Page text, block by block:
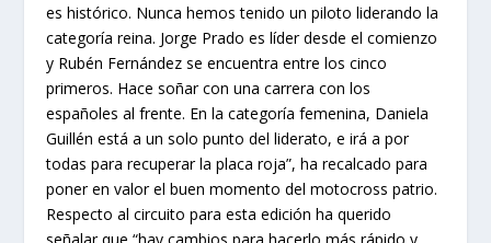
es histórico. Nunca hemos tenido un piloto liderando la
categoría reina. Jorge Prado es líder desde el comienzo
y Rubén Fernández se encuentra entre los cinco
primeros. Hace soñar con una carrera con los
españoles al frente. En la categoría femenina, Daniela
Guillén está a un solo punto del liderato, e irá a por
todas para recuperar la placa roja”, ha recalcado para
poner en valor el buen momento del motocross patrio.
Respecto al circuito para esta edición ha querido